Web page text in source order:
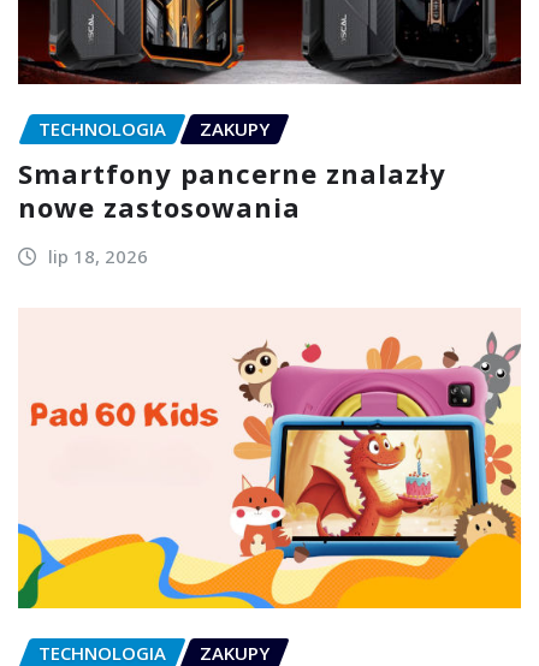
TECHNOLOGIA ZAKUPY
Smartfony pancerne znalazły
nowe zastosowania
lip 18, 2026
TECHNOLOGIA ZAKUPY